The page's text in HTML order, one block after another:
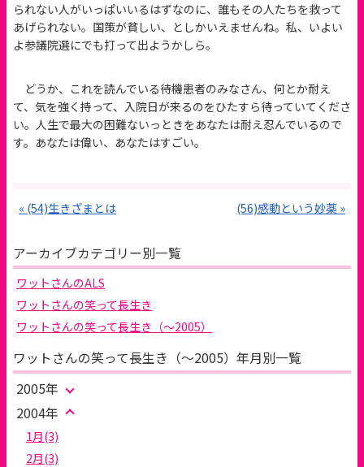
られない人がいっぱいいるはずなのに、誰もその人たちを救って
あげられない。国策が貧しい、としかいえませんね。私、いよい
よ参議院選にでも打って出ようかしら。
どうか、これを読んでいる待機患者のみなさん、何とか耐え
て、気を強く持って、入院日が来るのをひたすら待っていてくださ
い。人生で最大の困難ないっときをあなたは耐え忍んでいるので
す。あなたは偉い、あなたはすごい。
« (54)生きざまとは (56)感動という妙薬 »
アーカイブカテゴリー別一覧
ワットさんのALS
ワットさんの笑って長生き
ワットさんの笑って長生き（～2005）
ワットさんの笑って長生き（～2005）年月別一覧
2005年
2004年
1月(3)
2月(3)